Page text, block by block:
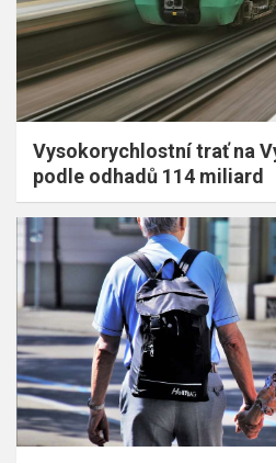
Vysokorychlostní trať na
podle odhadů 114 miliard